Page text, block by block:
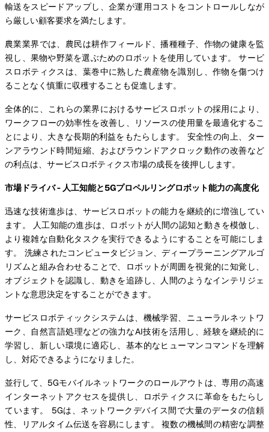
輸送をスピードアップし、企業が運用コストをコントロールしなが
ら厳しい顧客要求を満たします。
農業業界では、農民は耕作フィールド、播種種子、作物の健康を監
視し、果物や野菜を選ぶためのロボットを使用しています。 サービ
スロボティクスは、葉巻中に熟した農産物を識別し、作物を傷つけ
ることなく慎重に収穫することも促進します。
全体的に、これらの業界におけるサービスロボットの採用により、
ワークフローの効率性を改善し、リソースの使用量を最適化するこ
とにより、大きな長期的利益をもたらします。 安全性の向上、ター
ンアラウンド時間短縮、およびラウンドアクロック動作の改善など
の利点は、サービスロボティクス市場の成長を後押しします。
市場ドライバ - 人工知能と5Gプロペルリングロボット能力の高度化
迅速な技術進歩は、サービスロボットの能力を継続的に増強してい
ます。 人工知能の進歩は、ロボットが人間の認知と動きを模倣し、
より複雑な自動化タスクを実行できるようにすることを可能にしま
す。 洗練されたコンピュータビジョン、ディープラーニングアルゴ
リズムと組み合わせることで、ロボットが周囲を視覚的に知覚し、
オブジェクトを認識し、動きを追跡し、人間のようなインテリジェ
ントな意思決定をすることができます。
サービスロボティックシステムは、機械学習、ニューラルネットワ
ーク、自然言語処理などの強力なAI技術を活用し、経験を継続的に
学習し、新しい環境に適応し、基本的なヒューマンコマンドを理解
し、対応できるようになりました。
並行して、5Gモバイルネットワークのロールアウトは、専用の高速
インターネットアクセスを提供し、ロボティクスに革命をもたらし
ています。 5Gは、ネットワークデバイス間で大量のデータの信頼
性、リアルタイム伝送を容易にします。 複数の機械間の精密な調整